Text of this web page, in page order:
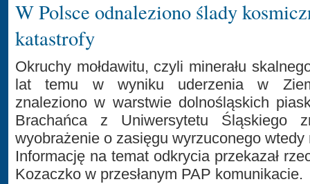
W Polsce odnaleziono ślady
katastrofy
Okruchy mołdawitu, czyli minerału
lat temu w wyniku uderzenia w
znaleziono w warstwie dolnośląskich
Brachańca z Uniwersytetu Śląskiego
wyobrażenie o zasięgu wyrzuconego wtedy
Informację na temat odkrycia przekazał
Kozaczko w przesłanym PAP komunikacie.